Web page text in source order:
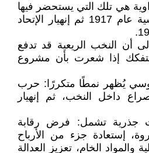
هي تلك التي يستحضر فيها
إنهيار الإمبراطورية الروسية عام 1917 ثم إنهيار الإتحاد
أن النخب الريعية قد تدفع
إذا شعرت بأن مشروع
يُظهر نمطًا متكررًا: حرب
داخل النخب، ثم إنهيار
جذرية تشمل: فرض رقابة
إستعادة جزء من الأرباح
والمواد الخام، تعزيز العدالة